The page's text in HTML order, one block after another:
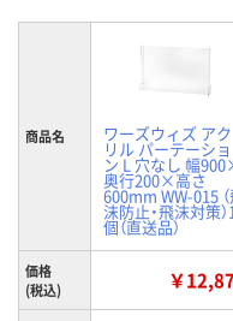
商品名 ワーズウィズ アク
リル パーテーショ
ン L 穴なし 幅
奥行200×高さ
600mm WW-015
沫防止・飛沫対策）
個（直送品）
価格
(税込)
￥